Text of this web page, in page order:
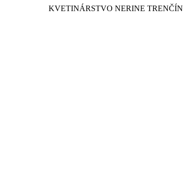
KVETINÁRSTVO NERINE TRENČÍN